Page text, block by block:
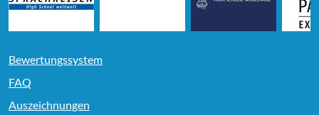
Bewertungssystem
FAQ
Auszeichnungen